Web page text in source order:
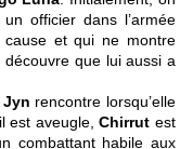
officier dans l’armée
et qui ne montre
que lui aussi a
Jyn rencontre lorsqu’elle
est aveugle,Chirrut est
combattant habile aux